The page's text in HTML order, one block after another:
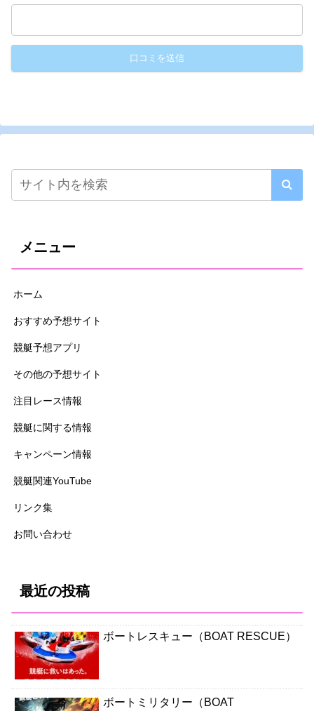
メニュー
ホーム
おすすめ予想サイト
競艇予想アプリ
その他の予想サイト
注目レース情報
競艇に関する情報
キャンペーン情報
競艇関連YouTube
リンク集
お問い合わせ
最近の投稿
ボートレスキュー（BOAT RESCUE）
ボートミリタリー（BOAT